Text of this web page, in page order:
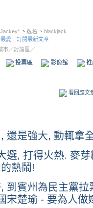
、 逸名 、 blackjack
愛
訂閱最新文章
市／討論區／
投票區 影像館
看回應文
還是強大, 動輒拿
選, 打得火熱. 麥
熱鬧!
到賓州為民主黨
宋楚瑜 - 要為人做